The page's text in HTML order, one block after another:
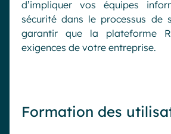
d’impliquer vos équipes
sécurité dans le processus de
garantir que la plateforme
exigences de votre entreprise.
Formation des